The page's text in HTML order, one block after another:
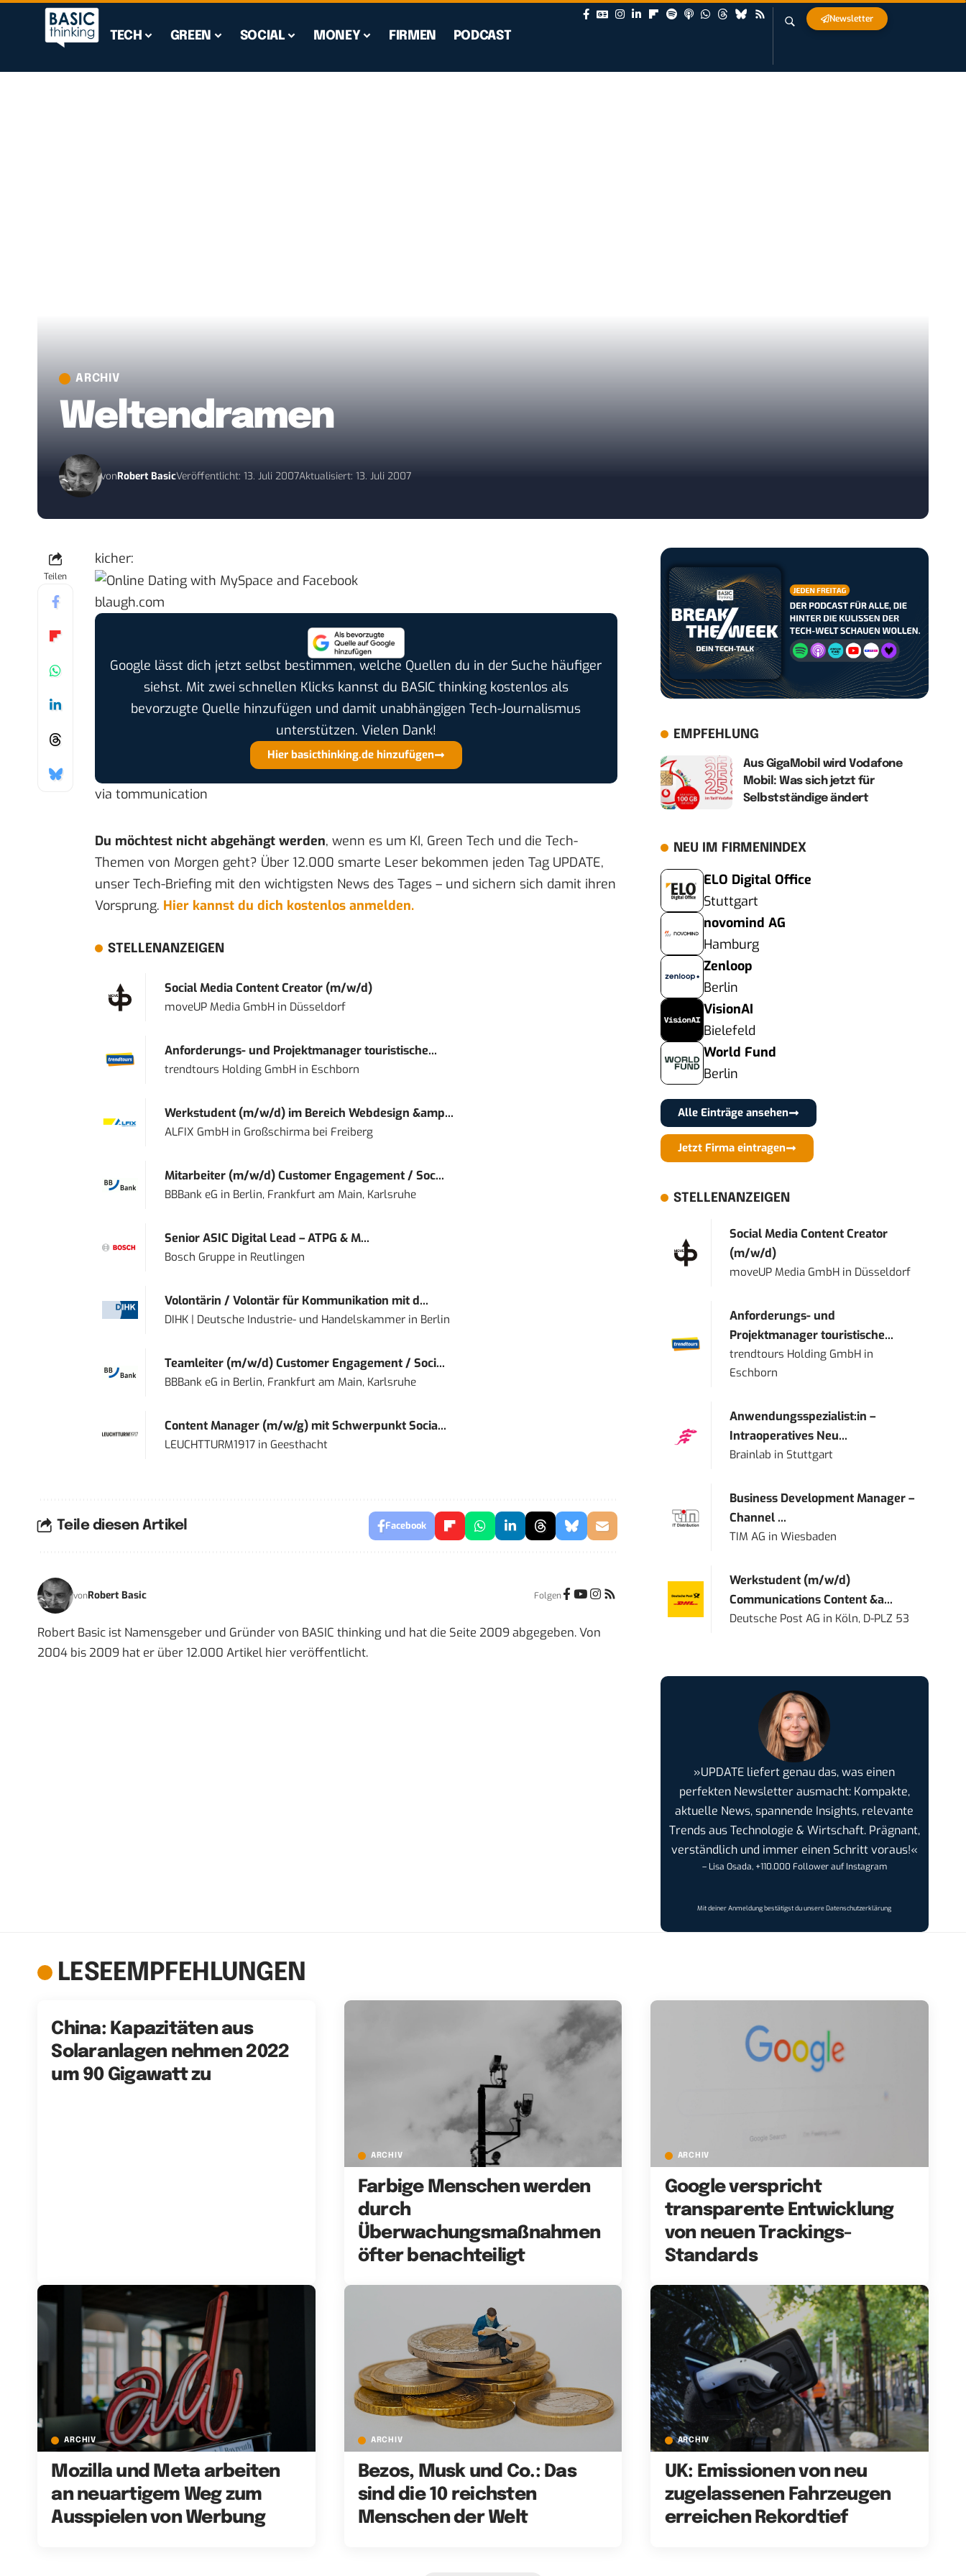
TECH GREEN SOCIAL MONEY FIRMEN PODCAST
Newsletter
ARCHIV
Weltendramen
vonRobert BasicVeröffentlicht: 13. Juli 2007Aktualisiert: 13. Juli 2007
Teilen
kicher:
blaugh.com
Google lässt dich jetzt selbst bestimmen, welche Quellen du in der Suche häufiger
siehst. Mit zwei schnellen Klicks kannst du BASIC thinking kostenlos als
bevorzugte Quelle hinzufügen und damit unabhängigen Tech-Journalismus
unterstützen. Vielen Dank!
Hier basicthinking.de hinzufügen
via tommunication
Du möchtest nicht abgehängt werden, wenn es um KI, Green Tech und die Tech-
Themen von Morgen geht? Über 12.000 smarte Leser bekommen jeden Tag UPDATE,
unser Tech-Briefing mit den wichtigsten News des Tages – und sichern sich damit ihren
Vorsprung. Hier kannst du dich kostenlos anmelden.
STELLENANZEIGEN
Social Media Content Creator (m/w/d)
moveUP Media GmbHin Düsseldorf
Anforderungs- und Projektmanager touristische...
trendtours Holding GmbHin Eschborn
Werkstudent (m/w/d) im Bereich Webdesign &amp...
ALFIX GmbHin Großschirma bei Freiberg
Mitarbeiter (m/w/d) Customer Engagement / Soc...
BBBank eG in Berlin, Frankfurt am Main, Karlsruhe
Senior ASIC Digital Lead – ATPG & M...
Bosch Gruppein Reutlingen
Volontärin / Volontär für Kommunikation mit d...
DIHK | Deutsche Industrie- und Handelskammerin Berlin
Teamleiter (m/w/d) Customer Engagement / Soci...
BBBank eG in Berlin, Frankfurt am Main, Karlsruhe
Content Manager (m/w/g) mit Schwerpunkt Socia...
LEUCHTTURM1917in Geesthacht
Teile diesen Artikel Facebook
vonRobert Basic Folgen
Robert Basic ist Namensgeber und Gründer von BASIC thinking und hat die Seite 2009 abgegeben. Von
2004 bis 2009 hat er über 12.000 Artikel hier veröffentlicht.
EMPFEHLUNG
Aus GigaMobil wird Vodafone
Mobil: Was sich jetzt für
Selbstständige ändert
NEU IM FIRMENINDEX
ELO Digital Office
Stuttgart
novomind AG
Hamburg
Zenloop
Berlin
VisionAI
Bielefeld
World Fund
Berlin
Alle Einträge ansehen
Jetzt Firma eintragen
STELLENANZEIGEN
Social Media Content Creator
(m/w/d)
moveUP Media GmbH in Düsseldorf
Anforderungs- und
Projektmanager touristische...
trendtours Holding GmbH in
Eschborn
Anwendungsspezialist:in –
Intraoperatives Neu...
Brainlab in Stuttgart
Business Development Manager –
Channel ...
TIM AG inWiesbaden
Werkstudent (m/w/d)
Communications Content &a...
Deutsche Post AG in Köln, D-PLZ 53
»UPDATE liefert genau das, was einen
perfekten Newsletter ausmacht: Kompakte,
aktuelle News, spannende Insights, relevante
Trends aus Technologie & Wirtschaft. Prägnant,
verständlich und immer einen Schritt voraus!«
– Lisa Osada, +110.000 Follower auf Instagram
Mit deiner Anmeldung bestätigst du unsereDatenschutzerklärung
LESEEMPFEHLUNGEN
China: Kapazitäten aus
Solaranlagen nehmen 2022
um 90 Gigawatt zu
ARCHIV
Farbige Menschen werden
durch
Überwachungsmaßnahmen
öfter benachteiligt
ARCHIV
Google verspricht
transparente Entwicklung
von neuen Trackings-
Standards
ARCHIV
Mozilla und Meta arbeiten
an neuartigem Weg zum
Ausspielen von Werbung
ARCHIV
Bezos, Musk und Co.: Das
sind die 10 reichsten
Menschen der Welt
ARCHIV
UK: Emissionen von neu
zugelassenen Fahrzeugen
erreichen Rekordtief